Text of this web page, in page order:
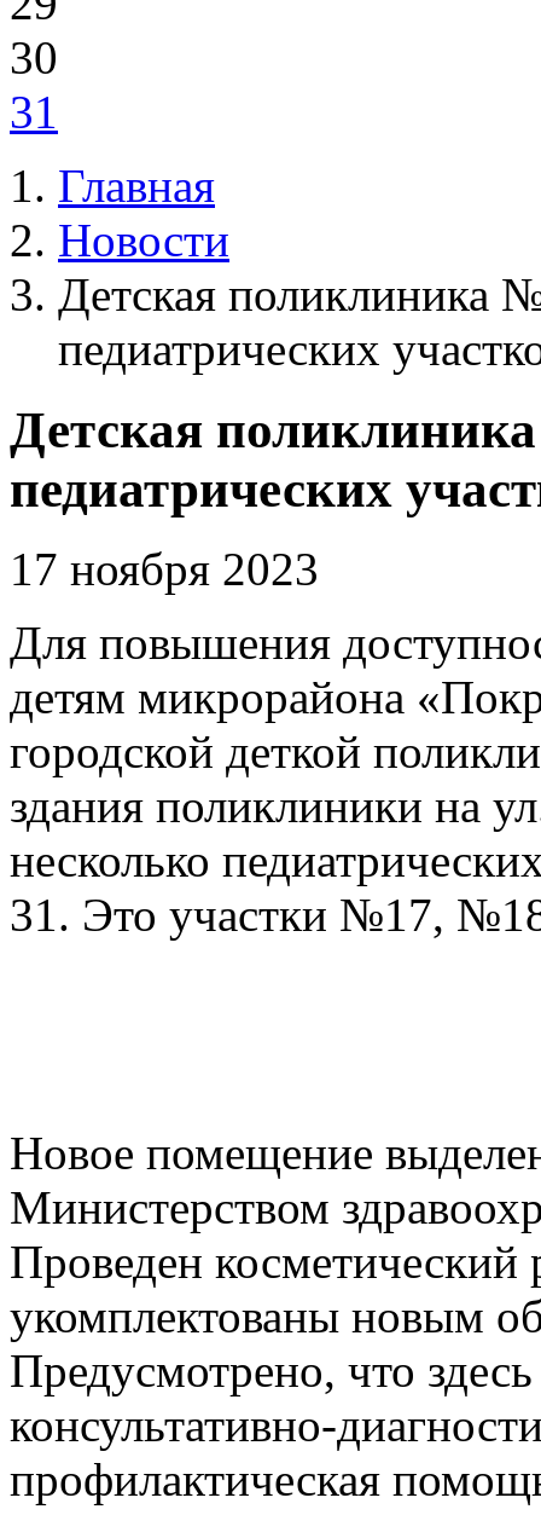
30
31
Главная
Новости
Детская поликлиника
педиатрических
Детская
педиатрических
17 ноября 2023
Для повышения
детям микрорайона
городской деткой
здания поликлиники на
несколько
31. Это участки №17,
Новое помещение
Министерством
Проведен косметический
укомплектованы новым
Предусмотрено, что здесь
консультативно-
профилактическая